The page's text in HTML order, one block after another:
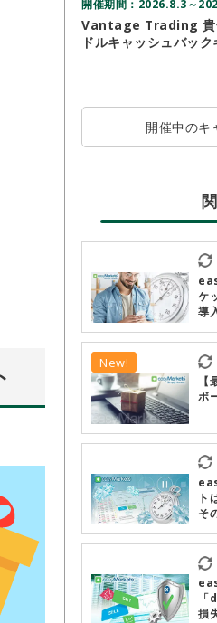
開催期間：2026.8.3～
Vantage Trading 貴
ドルキャッシュバッ
開催中のキ
ケ
導
New!
ボ
ト
そ
損